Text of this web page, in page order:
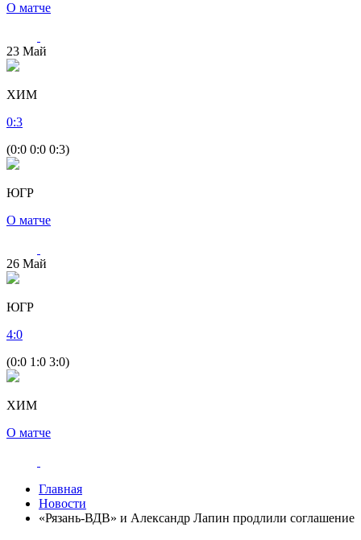
О матче
23 Май
ХИМ
0:3
(0:0 0:0 0:3)
ЮГР
О матче
26 Май
ЮГР
4:0
(0:0 1:0 3:0)
ХИМ
О матче
Главная
Новости
«Рязань-ВДВ» и Александр Лапин продлили соглашение